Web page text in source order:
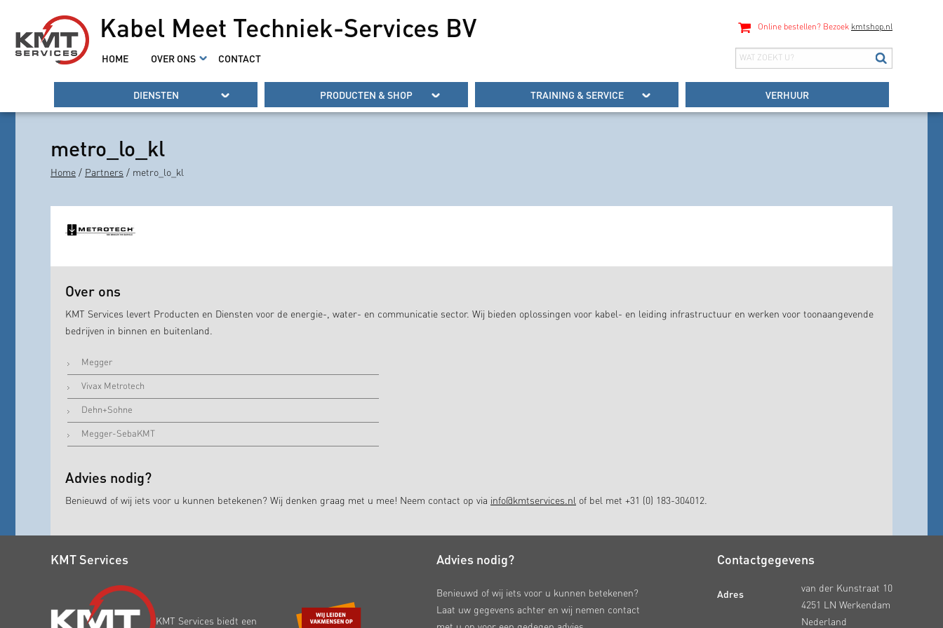
Kabel Meet Techniek-Services BV
HOME OVER ONS CONTACT
Online bestellen? Bezoek kmtshop.nl
DIENSTEN PRODUCTEN & SHOP TRAINING & SERVICE VERHUUR
metro_lo_kl
Home / Partners / metro_lo_kl
Over ons
KMT Services levert Producten en Diensten voor de energie-, water- en communicatie sector. Wij bieden oplossingen voor kabel- en leiding infrastructuur en werken voor toonaangevende
bedrijven in binnen en buitenland.
Megger
Vivax Metrotech
Dehn+Sohne
Megger-SebaKMT
Advies nodig?
Benieuwd of wij iets voor u kunnen betekenen? Wij denken graag met u mee! Neem contact op via info@kmtservices.nl of bel met +31 (0) 183-304012.
KMT Services
KMT Services biedt een
Advies nodig?
Benieuwd of wij iets voor u kunnen betekenen?
Laat uw gegevens achter en wij nemen contact
Contactgegevens
Adres
van der Kunstraat 10
4251 LN Werkendam
Nederland